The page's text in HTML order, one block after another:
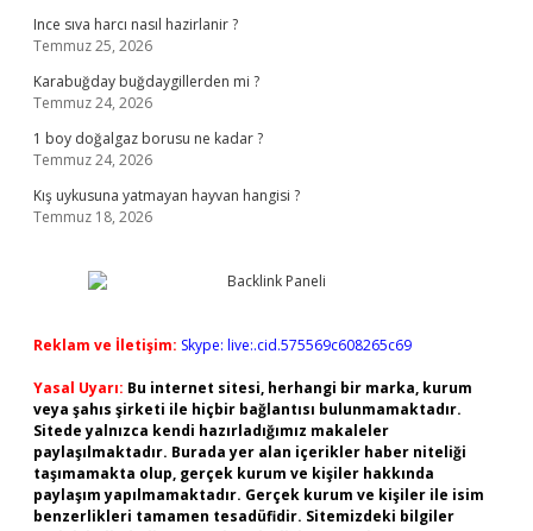
Ince sıva harcı nasıl hazirlanir ?
Temmuz 25, 2026
Karabuğday buğdaygillerden mi ?
Temmuz 24, 2026
1 boy doğalgaz borusu ne kadar ?
Temmuz 24, 2026
Kış uykusuna yatmayan hayvan hangisi ?
Temmuz 18, 2026
Reklam ve İletişim: Skype: live:.cid.575569c608265c69
Yasal Uyarı: Bu internet sitesi, herhangi bir marka, kurum
veya şahıs şirketi ile hiçbir bağlantısı bulunmamaktadır.
Sitede yalnızca kendi hazırladığımız makaleler
paylaşılmaktadır. Burada yer alan içerikler haber niteliği
taşımamakta olup, gerçek kurum ve kişiler hakkında
paylaşım yapılmamaktadır. Gerçek kurum ve kişiler ile isim
benzerlikleri tamamen tesadüfidir. Sitemizdeki bilgiler